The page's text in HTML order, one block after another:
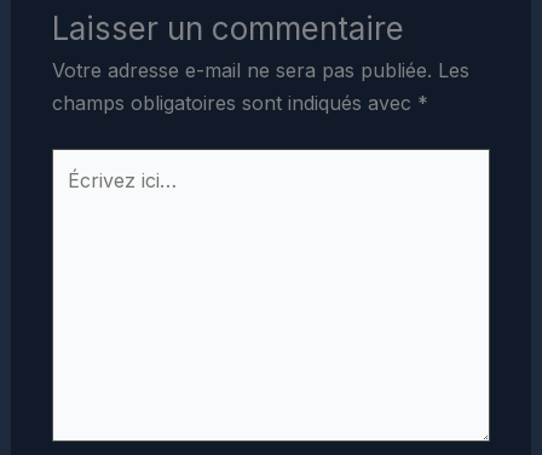
Laisser un commentaire
Votre adresse e-mail ne sera pas publiée. Les
champs obligatoires sont indiqués avec *
Écrivez